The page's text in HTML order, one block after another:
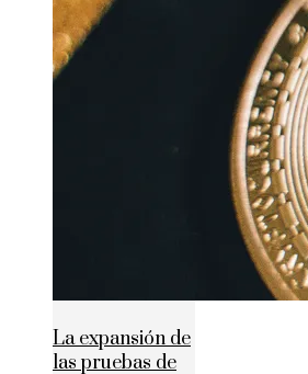
La expansión de
las pruebas de